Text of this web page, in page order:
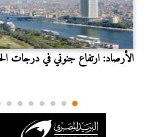
الأرصاد: ارتفاع جنوني في درجات الحرارة تصل